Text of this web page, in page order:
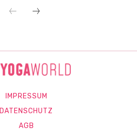
IMPRESSUM
DATENSCHUTZ
AGB